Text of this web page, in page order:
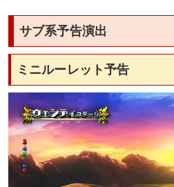
サブ系予告演出
ミニルーレット予告